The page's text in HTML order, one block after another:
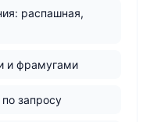
распашная,
и фрамугами
запросу